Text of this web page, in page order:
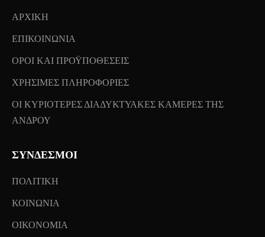
ΑΡΧΙΚΗ
ΕΠΙΚΟΙΝΩΝΙΑ
ΟΡΟΙ ΚΑΙ ΠΡΟΫΠΟΘΕΣΕΙΣ
ΧΡΗΣΙΜΕΣ ΠΛΗΡΟΦΟΡΙΕΣ
ΟΙ ΚΥΡΙΟΤΕΡΕΣ ΔΙΑΔΥΚΤΥΑΚΕΣ ΚΑΜΕΡΕΣ ΤΗΣ
ΑΝΔΡΟΥ
ΣΥΝΔΕΣΜΟΙ
ΠΟΛΙΤΙΚΗ
ΚΟΙΝΩΝΙΑ
ΟΙΚΟΝΟΜΙΑ